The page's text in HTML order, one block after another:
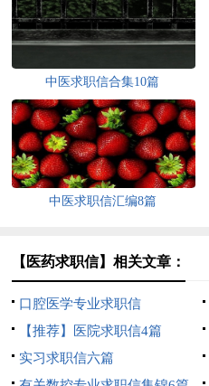
中医求职信合集10篇
中医求职信汇编8篇
【医药求职信】相关文章：
口腔医学专业求职信
【推荐】医院求职信4篇
实习求职信六篇